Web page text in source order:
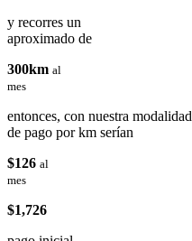
y recorres un
aproximado de
300km al
mes
entonces, con nuestra modalidad
de pago por km serían
$126 al
mes
$1,726